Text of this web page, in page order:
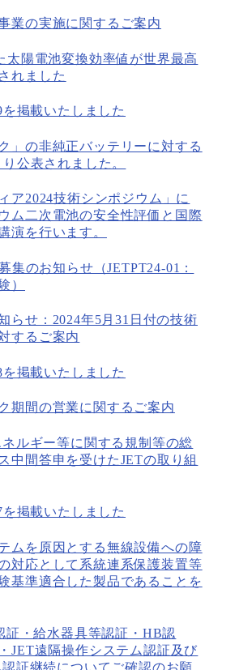
業の実施に関するご案内
太陽電池変換効率値が世界最高
れました
掲載いたしました
」の非純正バッテリーに対する
公表されました。
ア2024技術シンポジウム」に
ム二次電池の安全性評価と国際
演を行います。
集のお知らせ（JETPT24-01：
）
らせ：2024年5月31日付の技術
するご案内
掲載いたしました
期間の営業に関するご案内
ルギー等に関する規制等の総
中間答申を受けたJETの取り組
掲載いたしました
ムを原因とする無線設備への障
対応として系統連系保護装置等
基準適合した製品であることを
証・給水器具等認証・HB認
JET遠隔操作システム認証及び
証継続についてご確認のお願